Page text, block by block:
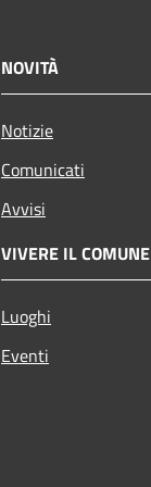
NOVITÀ
Notizie
Comunicati
Avvisi
VIVERE IL COMUNE
Luoghi
Eventi